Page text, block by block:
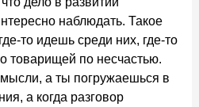
наблюдать. Такое
то идешь среди них, где-то
товарищей по несчастью.
а ты погружаешься в
а когда разговор